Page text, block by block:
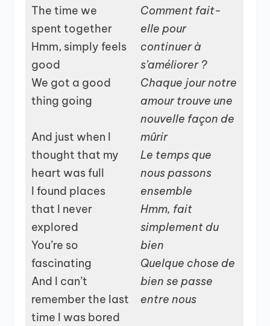
The time we
spent together
Hmm, simply feels
good
We got a good
thing going
And just when I
thought that my
heart was full
I found places
that I never
explored
You’re so
fascinating
And I can’t
remember the last
time I was bored
Comment fait-
elle pour
continuer à
s’améliorer ?
Chaque jour notre
amour trouve une
nouvelle façon de
mûrir
Le temps que
nous passons
ensemble
Hmm, fait
simplement du
bien
Quelque chose de
bien se passe
entre nous